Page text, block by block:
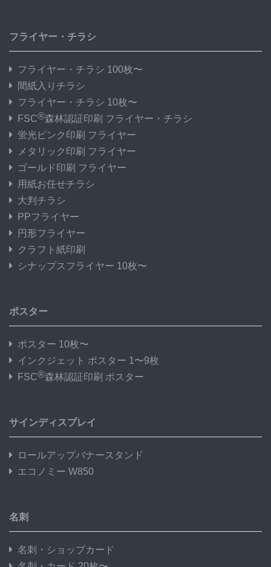
フライヤー・チラシ
フライヤー・チラシ 100枚〜
間紙入りチラシ
フライヤー・チラシ 10枚〜
FSC®森林認証印刷 フライヤー・チラシ
蛍光ピンク印刷 フライヤー
メタリック印刷 フライヤー
ゴールド印刷 フライヤー
用紙お任せチラシ
大判チラシ
PPフライヤー
円形フライヤー
クラフト紙印刷
シナップスフライヤー 10枚〜
ポスター
ポスター 10枚〜
インクジェット ポスター 1〜9枚
FSC®森林認証印刷 ポスター
サインディスプレイ
ロールアップバナースタンド
エコノミー W850
名刺
名刺・ショップカード